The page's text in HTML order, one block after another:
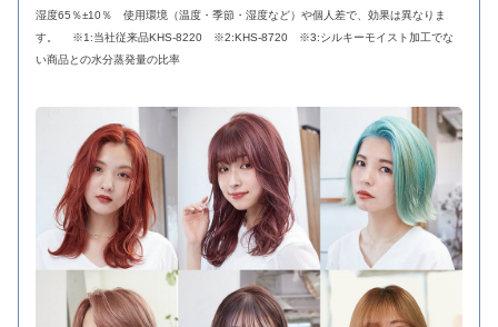
湿度65％±10％ 使用環境（温度・季節・湿度など）や個人差で、効果は異なりま
す。 ※1:当社従来品KHS-8220 ※2:KHS-8720 ※3:シルキーモイスト加工でな
い商品との水分蒸発量の比率